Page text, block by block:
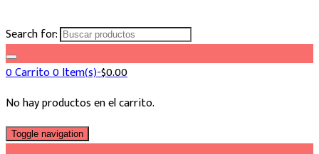
Search for:
0Carrito0 Item(s)-$0.00
No hay productos en el carrito.
Toggle navigation